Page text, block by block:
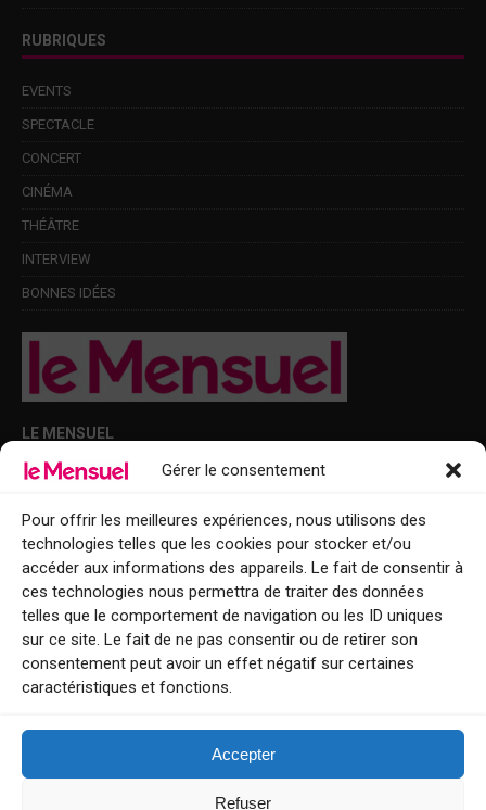
Gérer le consentement
Pour offrir les meilleures expériences, nous utilisons des
technologies telles que les cookies pour stocker et/ou
accéder aux informations des appareils. Le fait de consentir à
ces technologies nous permettra de traiter des données
telles que le comportement de navigation ou les ID uniques
sur ce site. Le fait de ne pas consentir ou de retirer son
consentement peut avoir un effet négatif sur certaines
caractéristiques et fonctions.
Accepter
Refuser
RUBRIQUES
EVENTS
SPECTACLE
CONCERT
CINÉMA
THÉÂTRE
INTERVIEW
BONNES IDÉES
LE MENSUEL
Points de diffusion Var et Alpes-Maritimes : oû trouver Le Mensuel ?
Le Mensuel en PDF : consultez le magazine en ligne
Qui sommes-nous ?
BFM Top Sorties
EVENT
Tourisme week-end : envie de vous évader le temps d’un week-end ou
Explorez nos bonnes adresses
Contact